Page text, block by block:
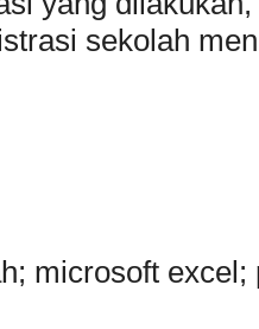
sekolah
microsoft excel;